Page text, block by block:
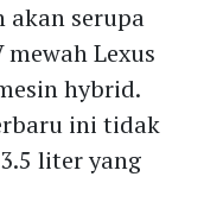
akan serupa
Lexus
hybrid.
ini tidak
liter yang